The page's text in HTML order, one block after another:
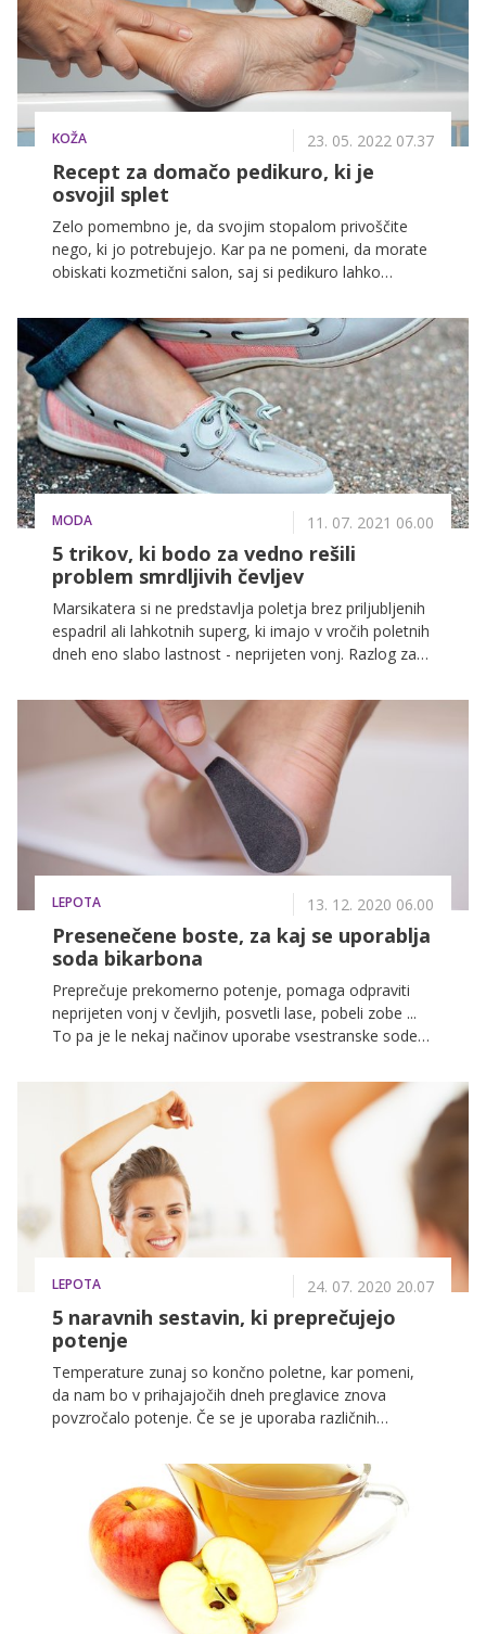
KOŽA 23. 05. 2022 07.37
Recept za domačo pedikuro, ki je
osvojil splet
Zelo pomembno je, da svojim stopalom privoščite
nego, ki jo potrebujejo. Kar pa ne pomeni, da morate
obiskati kozmetični salon, saj si pedikuro lahko
svetujemo, da preizkusite recept za domačo pedikuro,
ki je navdušil splet!
MODA 11. 07. 2021 06.00
5 trikov, ki bodo za vedno rešili
problem smrdljivih čevljev
Marsikatera si ne predstavlja poletja brez priljubljenih
espadril ali lahkotnih superg, ki imajo v vročih poletnih
dneh eno slabo lastnost - neprijeten vonj. Razlog za
pa obstaja zelo preprost način, s pomočjo katerega
se boste hitro znebile neprijetnih vonjav!
LEPOTA 13. 12. 2020 06.00
Presenečene boste, za kaj se uporablja
soda bikarbona
Preprečuje prekomerno potenje, pomaga odpraviti
neprijeten vonj v čevljih, posvetli lase, pobeli zobe ...
To pa je le nekaj načinov uporabe vsestranske sode
LEPOTA 24. 07. 2020 20.07
5 naravnih sestavin, ki preprečujejo
potenje
Temperature zunaj so končno poletne, kar pomeni,
da nam bo v prihajajočih dneh preglavice znova
povzročalo potenje. Če se je uporaba različnih
tudi s sestavinami, ki se skrivajo v vaši domači
shrambi ali na vrtu!